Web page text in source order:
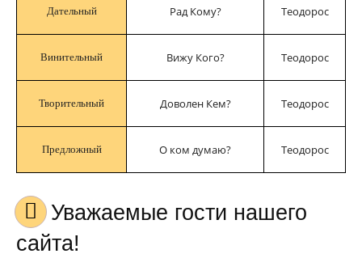
Дательный Рад Кому? Теодорос
Винительный Вижу Кого? Теодорос
Творительный Доволен Кем? Теодорос
Предложный О ком думаю? Теодорос
Уважаемые гости нашего
сайта!